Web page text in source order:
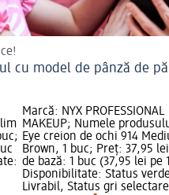
cu model de pânză de
Marcă: NYX PROFESSIONAL
MAKEUP; Numele
Eye creion de ochi 914
Brown, 1 buc; Preț: 37,95
de bază: 1 buc (37,95 lei pe
Disponibilitate: Status verde
Livrabil, Status gri selectare